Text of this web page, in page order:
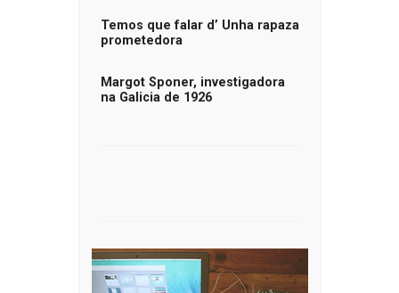
Temos que falar d’ Unha rapaza
prometedora
Margot Sponer, investigadora
na Galicia de 1926